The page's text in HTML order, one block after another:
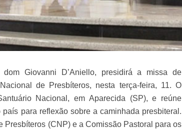
Giovanni D’Aniello, presidirá a missa de
de Presbíteros, nesta terça-feira, 11. O
Nacional, em Aparecida (SP), e reúne
para reflexão sobre a caminhada presbiteral.
Presbíteros (CNP) e a Comissão Pastoral para os